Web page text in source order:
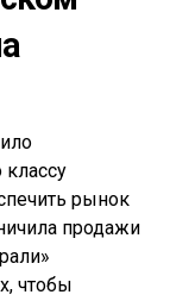
рынок
продажи
чтобы